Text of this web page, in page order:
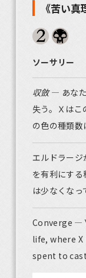
《苦い真
ソーサリー
収斂― あなた
失う。Ｘは
の色の種類数
エルドラー
を有利にす
は少なくなっ
Converge —
life, where
spent to